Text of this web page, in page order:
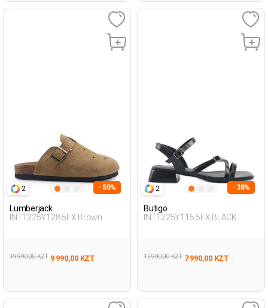
2 - 50%
Lumberjack
INT1225Y128 5FX Brown
19 990,00 KZT 9 990,00 KZT
2 - 38%
Butigo
INT1225Y115 5FX BLACK
12 990,00 KZT 7 990,00 KZT